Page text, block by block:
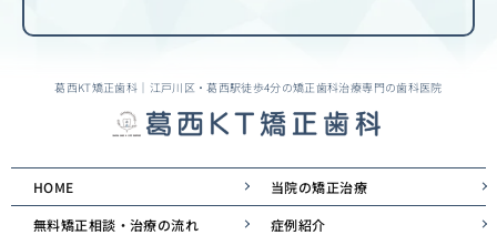
葛西KT矯正歯科｜江戸川区・葛西駅徒歩4分の矯正歯科治療専門の歯科医院
HOME
当院の矯正治療
無料矯正相談・治療の流れ
症例紹介